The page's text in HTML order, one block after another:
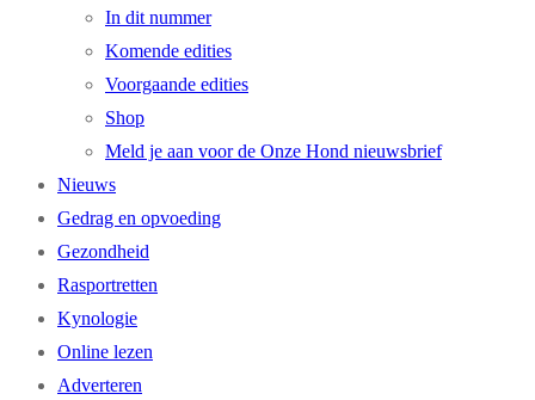
In dit nummer
Komende edities
Voorgaande edities
Shop
Meld je aan voor de Onze Hond nieuwsbrief
Nieuws
Gedrag en opvoeding
Gezondheid
Rasportretten
Kynologie
Online lezen
Adverteren